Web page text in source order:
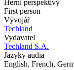
Herní perspektivy
First person
Vývojář
Techland
Vydavatel
Techland S.A.
Jazyky audia
English, French,